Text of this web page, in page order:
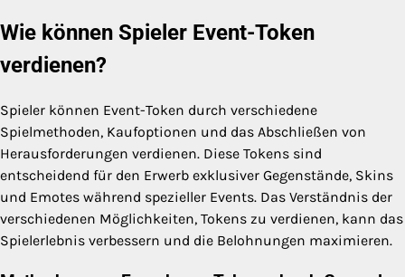
Wie können Spieler Event-Token
verdienen?
Spieler können Event-Token durch verschiedene
Spielmethoden, Kaufoptionen und das Abschließen von
Herausforderungen verdienen. Diese Tokens sind
entscheidend für den Erwerb exklusiver Gegenstände, Skins
und Emotes während spezieller Events. Das Verständnis der
verschiedenen Möglichkeiten, Tokens zu verdienen, kann das
Spielerlebnis verbessern und die Belohnungen maximieren.